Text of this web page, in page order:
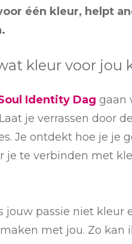
één kleur, helpt
kleur voor jou
Identity Dag gaan
je verrassen door
Je ontdekt hoe je je
je te verbinden met
jouw passie niet kleur
met jou. Zo kan